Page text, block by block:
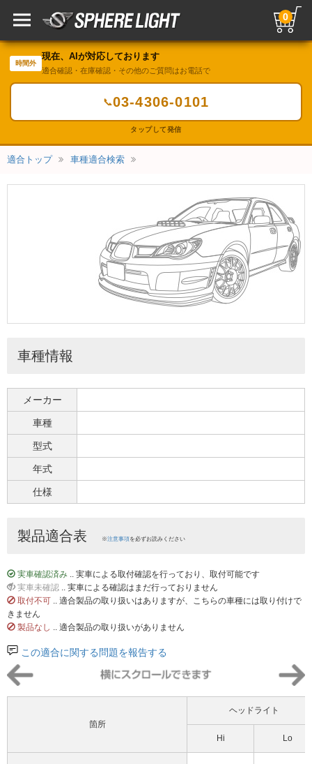
0
時間外
現在、AIが対応しております
適合確認・在庫確認・その他のご質問はお電話で
📞03-4306-0101
タップして発信
適合トップ 車種適合検索
車種情報
メーカー
車種
型式
年式
仕様
製品適合表 ※注意事項を必ずお読みください
実車確認済み .. 実車による取付確認を行っており、取付可能です
実車未確認 .. 実車による確認はまだ行っておりません
取付不可 .. 適合製品の取り扱いはありますが、こちらの車種には取り付けで
きません
製品なし .. 適合製品の取り扱いがありません
この適合に関する問題を報告する
箇所
ヘッドライト
Hi Lo